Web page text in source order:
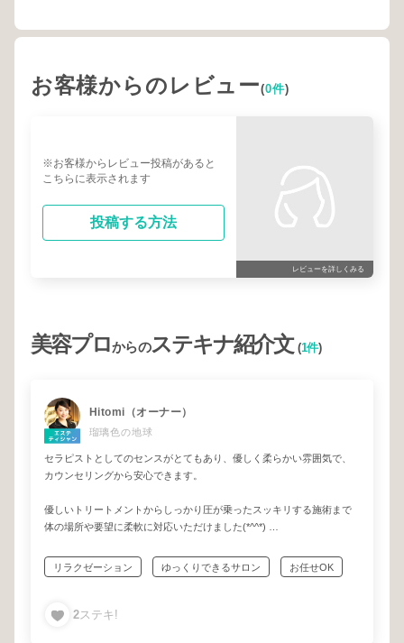
お客様からのレビュー(0件)
※お客様からレビュー投稿があると
こちらに表示されます
投稿する方法
レビューを詳しくみる
美容プロからのステキナ紹介文(1件)
Hitomi（オーナー）
瑠璃色の地球
セラピストとしてのセンスがとてもあり、優しく柔らかい雰囲気で、
カウンセリングから安心できます。
優しいトリートメントからしっかり圧が乗ったスッキリする施術まで
体の場所や要望に柔軟に対応いただけました(*^^*)
サロンの雰囲気も良く、終わったあとは心身共に解されて、もう言う
ことなし、幸せな時間を過ごすことができ大満足です╰(*´︶`*)╯♡
ウェルカムドリンクや、施術後のお茶が美味しく、低糖質チョコレー
リラクゼーション ゆっくりできるサロン お任せOK
話しやすい
2ステキ!